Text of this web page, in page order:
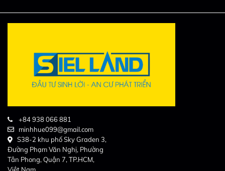
+84 938 066 881
minhhue099@gmail.com
S38-2 khu phố Sky Graden 3,
Đường Phạm Văn Nghị, Phường
Tân Phong, Quận 7, TP.HCM,